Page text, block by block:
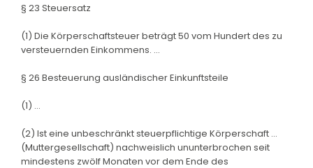
§ 23 Steuersatz
(1) Die Körperschaftsteuer beträgt 50 vom Hundert des zu
versteuernden Einkommens. ...
§ 26 Besteuerung ausländischer Einkunftsteile
(1) ...
(2) Ist eine unbeschränkt steuerpflichtige Körperschaft ...
(Muttergesellschaft) nachweislich ununterbrochen seit
mindestens zwölf Monaten vor dem Ende des